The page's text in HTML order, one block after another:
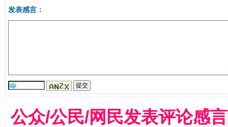
发表感言：
公众/公民/网民发表评论感